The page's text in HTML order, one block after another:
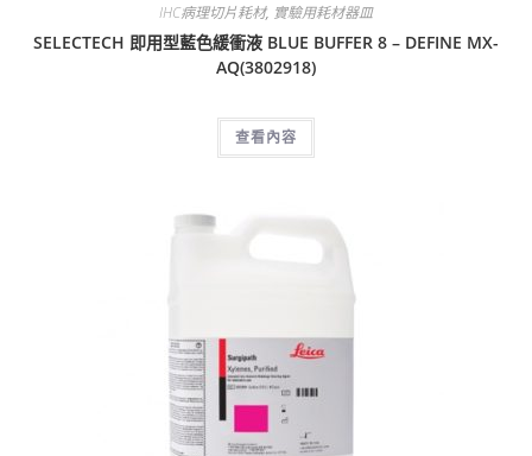
IHC病理切片耗材, 實驗用耗材器皿
SELECTECH 即用型藍色緩衝液 BLUE BUFFER 8 – DEFINE MX-
AQ(3802918)
查看內容